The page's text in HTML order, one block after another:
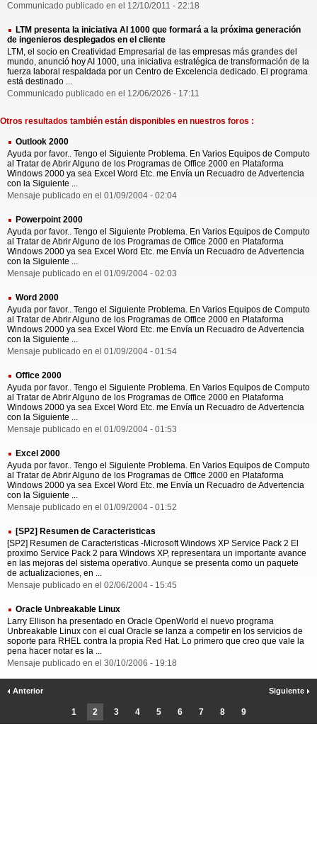
Communicado publicado en el 12/10/2011 - 22:18
LTM presenta la iniciativa AI 1000 que formará a la próxima generación
de ingenieros desplegados en el cliente
LTM, el socio en Creatividad Empresarial de las empresas más grandes del
mundo, anunció hoy AI 1000, una iniciativa estratégica de transformación de la
fuerza laboral respaldada por un Centro de Excelencia dedicado. El programa
está destinado ...
Communicado publicado en el 12/06/2026 - 17:11
Otros resultados también están disponibles en nuestros foros :
Outlook 2000
Ayuda por favor.. Tengo el Siguiente Problema. En Varios Equipos de Computo
al Tratar de Abrir Alguno de los Programas de Office 2000 en Plataforma
Windows 2000 ya sea Excel Word Etc. me Envía un Recuadro de Advertencia
con la Siguiente ...
Mensaje publicado en el 01/09/2004 - 02:04
Powerpoint 2000
Ayuda por favor.. Tengo el Siguiente Problema. En Varios Equipos de Computo
al Tratar de Abrir Alguno de los Programas de Office 2000 en Plataforma
Windows 2000 ya sea Excel Word Etc. me Envía un Recuadro de Advertencia
con la Siguiente ...
Mensaje publicado en el 01/09/2004 - 02:03
Word 2000
Ayuda por favor.. Tengo el Siguiente Problema. En Varios Equipos de Computo
al Tratar de Abrir Alguno de los Programas de Office 2000 en Plataforma
Windows 2000 ya sea Excel Word Etc. me Envía un Recuadro de Advertencia
con la Siguiente ...
Mensaje publicado en el 01/09/2004 - 01:54
Office 2000
Ayuda por favor.. Tengo el Siguiente Problema. En Varios Equipos de Computo
al Tratar de Abrir Alguno de los Programas de Office 2000 en Plataforma
Windows 2000 ya sea Excel Word Etc. me Envía un Recuadro de Advertencia
con la Siguiente ...
Mensaje publicado en el 01/09/2004 - 01:53
Excel 2000
Ayuda por favor.. Tengo el Siguiente Problema. En Varios Equipos de Computo
al Tratar de Abrir Alguno de los Programas de Office 2000 en Plataforma
Windows 2000 ya sea Excel Word Etc. me Envía un Recuadro de Advertencia
con la Siguiente ...
Mensaje publicado en el 01/09/2004 - 01:52
[SP2] Resumen de Caracteristicas
[SP2] Resumen de Caracteristicas -Microsoft Windows XP Service Pack 2 El
proximo Service Pack 2 para Windows XP, representara un importante avance
en las mejoras del sistema operativo. Aunque se presenta como un paquete
de actualizaciones, en ...
Mensaje publicado en el 02/06/2004 - 15:45
Oracle Unbreakable Linux
Larry Ellison ha presentado en Oracle OpenWorld el nuevo programa
Unbreakable Linux con el cual Oracle se lanza a competir en los servicios de
soporte para RHEL contra la propia Red Hat. Lo primero que creo que vale la
pena hacer notar es la ...
Mensaje publicado en el 30/10/2006 - 19:18
Anterior
1 2 3 4 5 6 7 8 9
Siguiente